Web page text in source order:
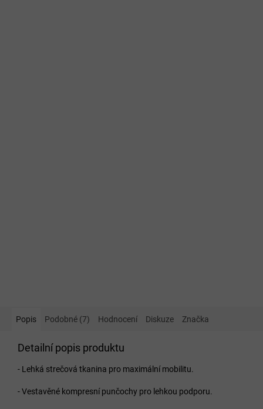
Popis Podobné (7) Hodnocení Diskuze Značka
Detailní popis produktu
- Lehká strečová tkanina pro maximální mobilitu.
- Vestavěné kompresní punčochy pro lehkou podporu.